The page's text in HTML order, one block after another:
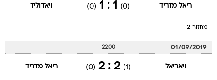
ריאל מדריד (0)
1 : 1
(0) ויאדוליד
מחזור 2
01/09/2019
22:00
ויאריאל (1)
2 : 2
(0) ריאל מדריד